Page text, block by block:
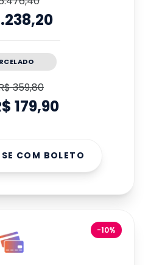
359,80
179,90
COM BOLETO
-10%